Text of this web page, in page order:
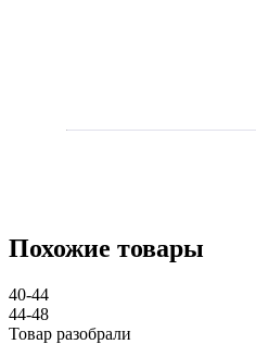
Похожие товары
40-44
44-48
Товар разобрали